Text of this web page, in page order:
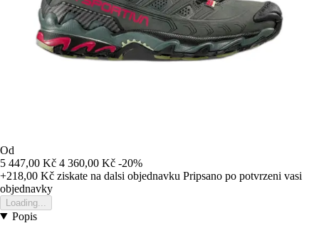
Od
5 447,00 Kč 4 360,00 Kč -20%
+218,00 Kč ziskate na dalsi objednavku Pripsano po potvrzeni vasi
objednavky
Loading...
Popis